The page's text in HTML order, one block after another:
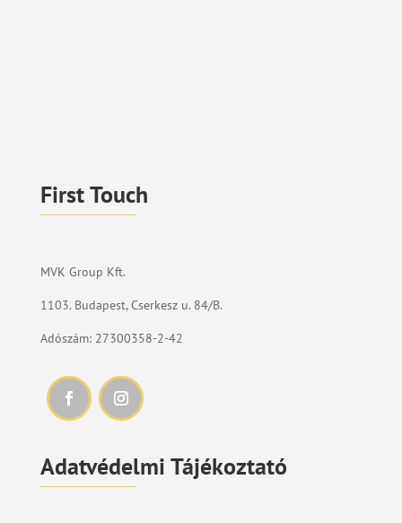
First Touch
MVK Group Kft.
1103. Budapest, Cserkesz u. 84/B.
Adószám: 27300358-2-42
Adatvédelmi Tájékoztató